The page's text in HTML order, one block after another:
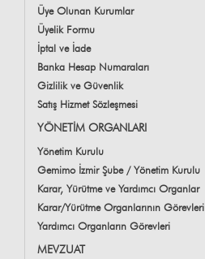
Üye Olunan Kurumlar
Üyelik Formu
İptal ve İade
Banka Hesap Numaraları
Gizlilik ve Güvenlik
Satış Hizmet Sözleşmesi
YÖNETİM ORGANLARI
Yönetim Kurulu
Gemimo İzmir Şube / Yönetim Kurulu
Karar, Yürütme ve Yardımcı Organlar
Karar/Yürütme Organlarının Görevleri
Yardımcı Organların Görevleri
MEVZUAT